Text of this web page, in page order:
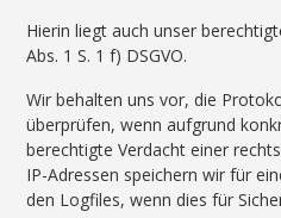
Hierin liegt auch unser
Abs. 1 S. 1 f) DSGVO.
Wir behalten uns vor, die
überprüfen, wenn aufgrund
berechtigte Verdacht einer
IP-Adressen speichern wir für
den Logfiles, wenn dies für